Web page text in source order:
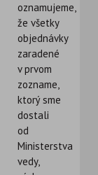
oznamujeme,
že všetky
objednávky
zaradené
v prvom
zozname,
ktorý sme
dostali
od
Ministerstva
vedy,